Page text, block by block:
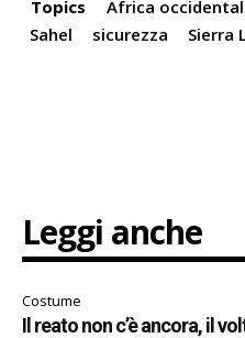
Topics Africa
Sahel
sicurezza Sierra
Leggi anche
Costume
Il reato non c’è ancora, il